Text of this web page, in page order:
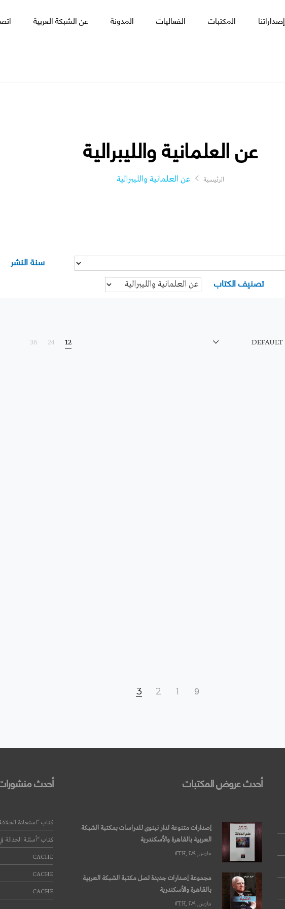
إصداراتنا المكتبات الفعاليات المدونة عن الشبكة العربية
عن العلمانية والليبرالية
الرئيسية عن العلمانية والليبرالية
سنة النشر
تصنيف الكتاب
DEFAULT
12
24
36
1
2
3
أحدث
كتاب “استعادة
كتاب “أسئلة الحداثة
CACHE
CACHE
CACHE
أحدث عروض المكتبات
إصدارات متنوعة لدار نينوى للدراسات بمكتبة الشبكة
العربية بالقاهرة والأسكندرية
مارس, ۱۲TH, ۲۰۱۹
مجموعة إصدارات جديدة تصل مكتبة الشبكة العربية
بالقاهرة والأسكندرية
مارس, ۱۲TH, ۲۰۱۹